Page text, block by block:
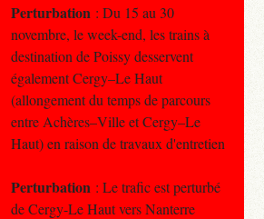
Perturbation : Du 15 au 30
novembre, le week-end, les trains à
destination de Poissy desservent
également Cergy–Le Haut
(allongement du temps de parcours
entre Achères–Ville et Cergy–Le
Haut) en raison de travaux d'entretien
Perturbation : Le trafic est perturbé
de Cergy-Le Haut vers Nanterre